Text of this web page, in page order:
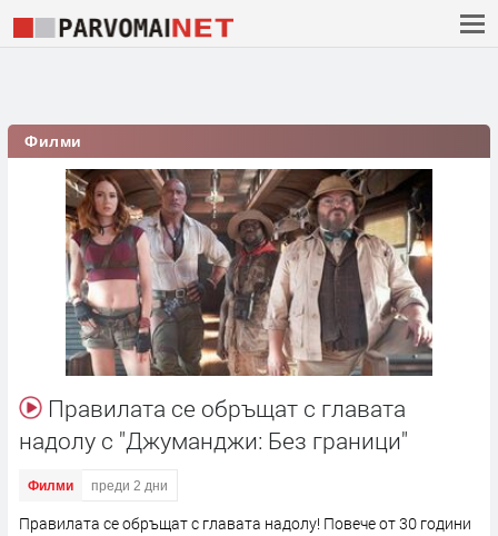
Филми
Правилата се обръщат с главата
надолу с "Джуманджи: Без граници"
Филми преди 2 дни
Правилата се обръщат с главата надолу! Повече от 30 години